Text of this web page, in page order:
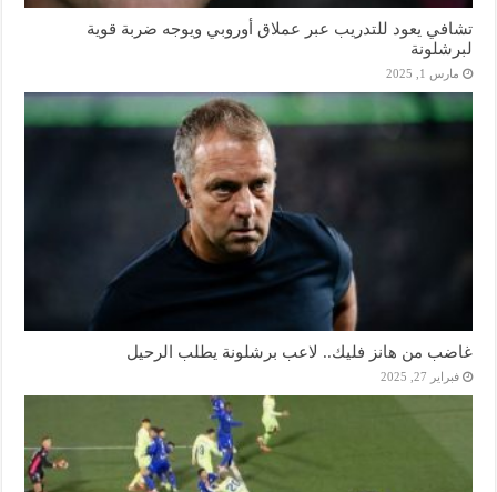
تشافي يعود للتدريب عبر عملاق أوروبي ويوجه ضربة قوية
لبرشلونة
مارس 1, 2025
غاضب من هانز فليك.. لاعب برشلونة يطلب الرحيل
فبراير 27, 2025